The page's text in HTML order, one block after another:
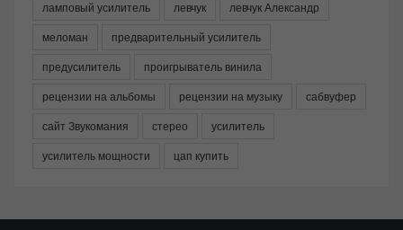
ламповый усилитель
левчук
левчук Александр
меломан
предварительный усилитель
предусилитель
проигрыватель винила
рецензии на альбомы
рецензии на музыку
сабвуфер
сайт Звукомания
стерео
усилитель
усилитель мощности
цап купить